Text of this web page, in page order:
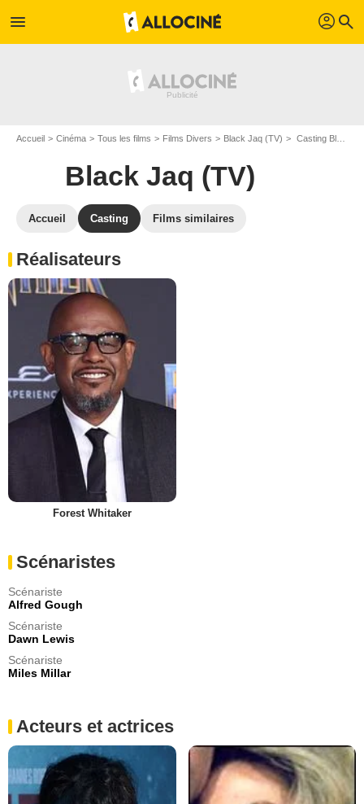
menu profil search
Accueil Cinéma Tous les films Films Divers Black Jaq (TV) Casting Black Jaq (TV)
Black Jaq (TV)
Accueil Casting Films similaires
Réalisateurs
Forest Whitaker
Scénaristes
Scénariste
Alfred Gough
Scénariste
Dawn Lewis
Scénariste
Miles Millar
Acteurs et actrices